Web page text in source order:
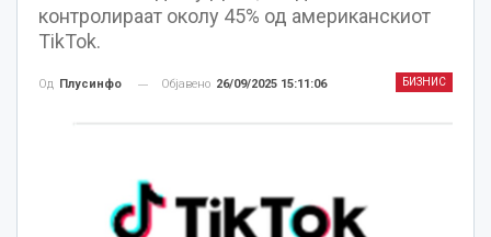
контролираат околу 45% од американскиот
TikTok.
БИЗНИС
Од Плусинфо Објавено 26/09/2025 15:11:06